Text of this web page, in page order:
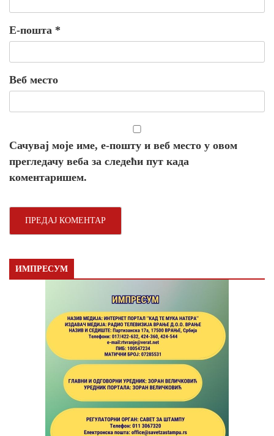
Е-пошта *
Веб место
Сачувај моје име, е-пошту и веб место у овом
прегледачу веба за следећи пут када
коментаришем.
ИМПРЕСУМ